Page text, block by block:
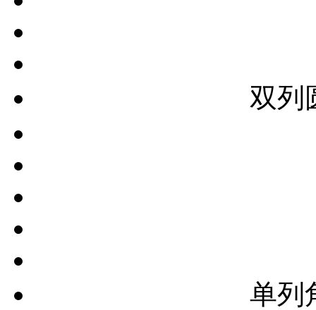
双列
单列